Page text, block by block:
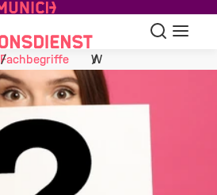
Suche
Fachbegriffe W